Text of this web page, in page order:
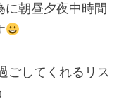
に朝昼夕夜中時間
ごしてくれるリス